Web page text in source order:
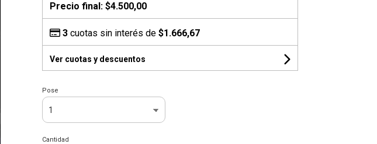
Precio final: $4.500,00
3cuotas sin interés de $1.666,67
Ver cuotas y descuentos
Pose
Cantidad